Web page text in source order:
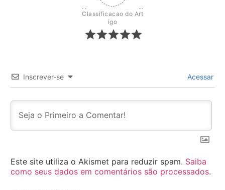
Classificacao do Art
igo
Inscrever-se Acessar
Este site utiliza o Akismet para reduzir spam. Saiba
como seus dados em comentários são processados.